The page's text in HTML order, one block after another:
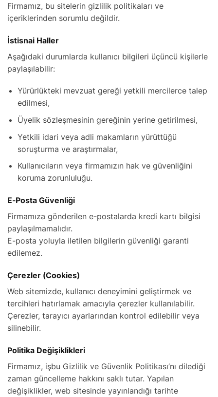
Firmamız, bu sitelerin gizlilik politikaları ve
içeriklerinden sorumlu değildir.
İstisnai Haller
Aşağıdaki durumlarda kullanıcı bilgileri üçüncü kişilerle
paylaşılabilir:
Yürürlükteki mevzuat gereği yetkili mercilerce talep
edilmesi,
Üyelik sözleşmesinin gereğinin yerine getirilmesi,
Yetkili idari veya adli makamların yürüttüğü
soruşturma ve araştırmalar,
Kullanıcıların veya firmamızın hak ve güvenliğini
koruma zorunluluğu.
E-Posta Güvenliği
Firmamıza gönderilen e-postalarda kredi kartı bilgisi
paylaşılmamalıdır.
E-posta yoluyla iletilen bilgilerin güvenliği garanti
edilemez.
Çerezler (Cookies)
Web sitemizde, kullanıcı deneyimini geliştirmek ve
tercihleri hatırlamak amacıyla çerezler kullanılabilir.
Çerezler, tarayıcı ayarlarından kontrol edilebilir veya
silinebilir.
Politika Değişiklikleri
Firmamız, işbu Gizlilik ve Güvenlik Politikası’nı dilediği
zaman güncelleme hakkını saklı tutar. Yapılan
değişiklikler, web sitesinde yayınlandığı tarihte